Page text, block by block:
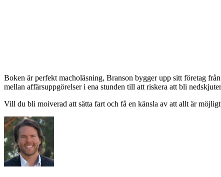
Boken är perfekt macholäsning, Branson bygger upp sitt företag
mellan affärsuppgörelser i ena stunden till att riskera att bli
Vill du bli moiverad att sätta fart och få en känsla av att allt är